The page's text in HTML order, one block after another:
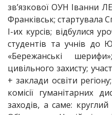
зв’язкової ОУН Іванни
Франківськ; стартувала
І-их курсів; відбулися
студентів та учнів до
«Бережанські
цивільного захисту;
+ заклади освіти
комісії гуманітарних
заходів, а саме: круглий